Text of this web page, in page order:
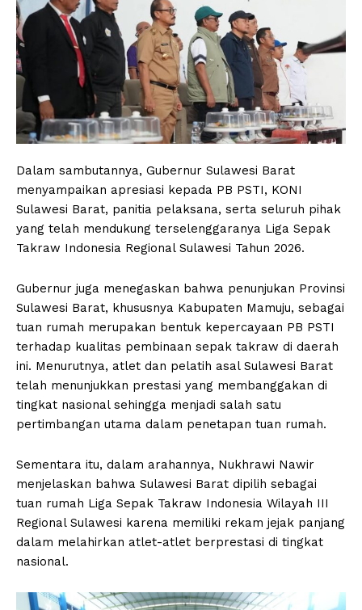
Dalam sambutannya, Gubernur Sulawesi Barat
menyampaikan apresiasi kepada PB PSTI, KONI
Sulawesi Barat, panitia pelaksana, serta seluruh pihak
yang telah mendukung terselenggaranya Liga Sepak
Takraw Indonesia Regional Sulawesi Tahun 2026.
Gubernur juga menegaskan bahwa penunjukan Provinsi
Sulawesi Barat, khususnya Kabupaten Mamuju, sebagai
tuan rumah merupakan bentuk kepercayaan PB PSTI
terhadap kualitas pembinaan sepak takraw di daerah
ini. Menurutnya, atlet dan pelatih asal Sulawesi Barat
telah menunjukkan prestasi yang membanggakan di
tingkat nasional sehingga menjadi salah satu
pertimbangan utama dalam penetapan tuan rumah.
Sementara itu, dalam arahannya, Nukhrawi Nawir
menjelaskan bahwa Sulawesi Barat dipilih sebagai
tuan rumah Liga Sepak Takraw Indonesia Wilayah III
Regional Sulawesi karena memiliki rekam jejak panjang
dalam melahirkan atlet-atlet berprestasi di tingkat
nasional.